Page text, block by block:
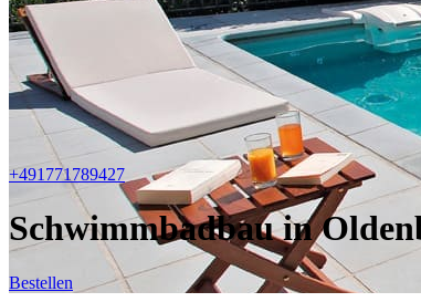
+491771789427
Schwimmbadbau in
Bestellen